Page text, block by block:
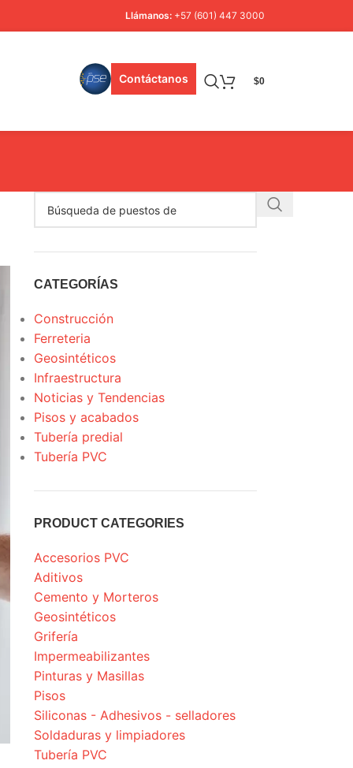
Llámanos: +57 (601) 447 3000
Contáctanos $0
CATEGORÍAS
Construcción
Ferreteria
Geosintéticos
Infraestructura
Noticias y Tendencias
Pisos y acabados
Tubería predial
Tubería PVC
PRODUCT CATEGORIES
Accesorios PVC
Aditivos
Cemento y Morteros
Geosintéticos
Grifería
Impermeabilizantes
Pinturas y Masillas
Pisos
Siliconas - Adhesivos - selladores
Soldaduras y limpiadores
Tubería PVC